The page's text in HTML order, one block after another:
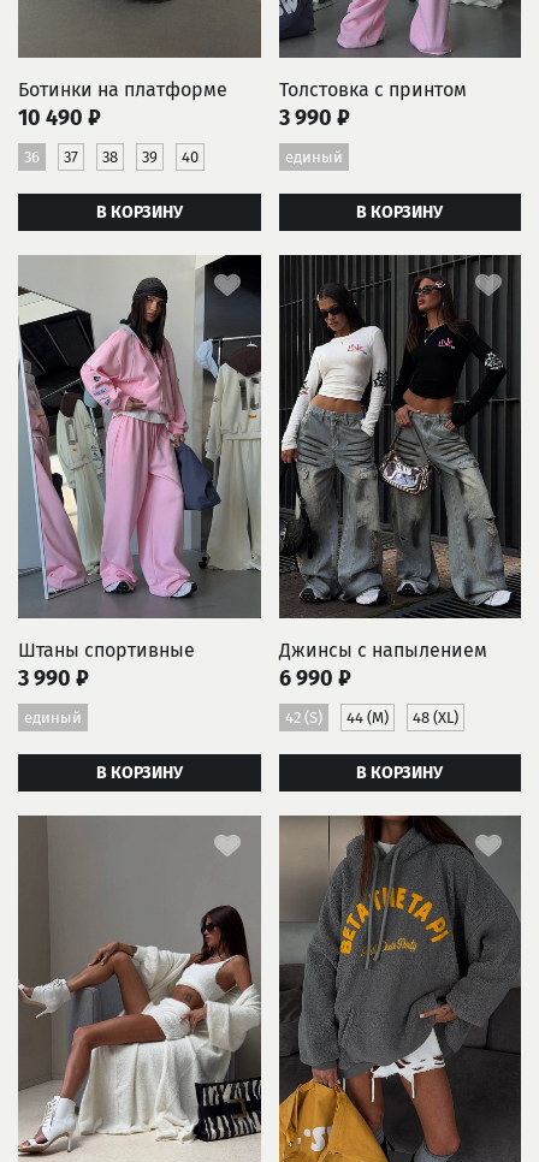
Ботинки на платформе
10 490 ₽
В КОРЗИНУ
36 37 38 39 40
Толстовка с принтом
3 990 ₽
В КОРЗИНУ
единый
Штаны спортивные
3 990 ₽
В КОРЗИНУ
единый
Джинсы с напылением
6 990 ₽
В КОРЗИНУ
42 (S) 44 (M) 48 (XL)